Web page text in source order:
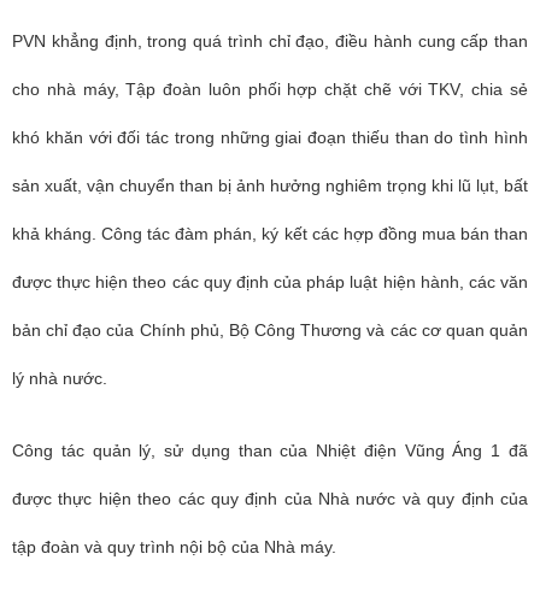
PVN khẳng định, trong quá trình chỉ đạo, điều hành cung cấp than
cho nhà máy, Tập đoàn luôn phối hợp chặt chẽ với TKV, chia sẻ
khó khăn với đối tác trong những giai đoạn thiếu than do tình hình
sản xuất, vận chuyển than bị ảnh hưởng nghiêm trọng khi lũ lụt, bất
khả kháng. Công tác đàm phán, ký kết các hợp đồng mua bán than
được thực hiện theo các quy định của pháp luật hiện hành, các văn
bản chỉ đạo của Chính phủ, Bộ Công Thương và các cơ quan quản
lý nhà nước.
Công tác quản lý, sử dụng than của Nhiệt điện Vũng Áng 1 đã
được thực hiện theo các quy định của Nhà nước và quy định của
tập đoàn và quy trình nội bộ của Nhà máy.